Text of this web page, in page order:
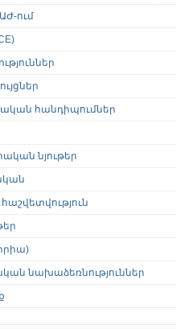
ում
հանդիպումներ
նյութեր
նախաձեռնություններ